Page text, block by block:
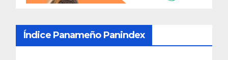
Índice Panameño Panindex